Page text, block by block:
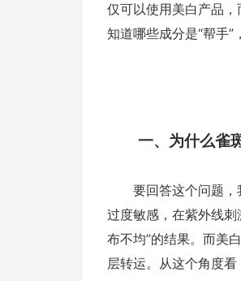
仅可以使用美白产品
知道哪些成分是“帮手”
一、为什么雀
要回答这个问题，
过度敏感，在紫外线
布不均”的结果。而美
层转运。从这个角度